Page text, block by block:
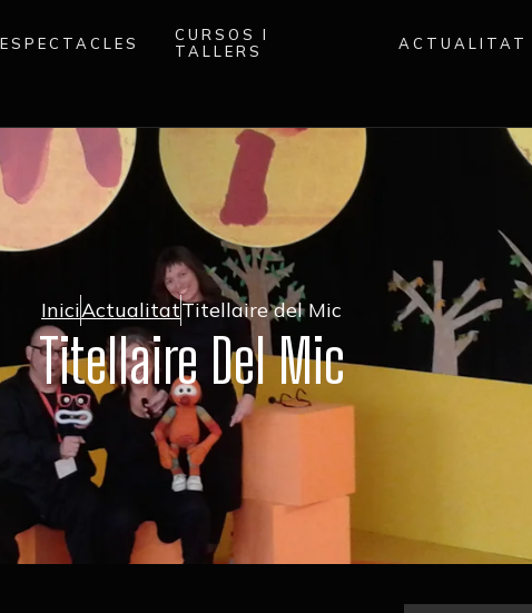
ESPECTACLES
CURSOS I
TALLERS
ACTUALITAT
IniciActualitatTitellaire del Mic
Titellaire Del Mic